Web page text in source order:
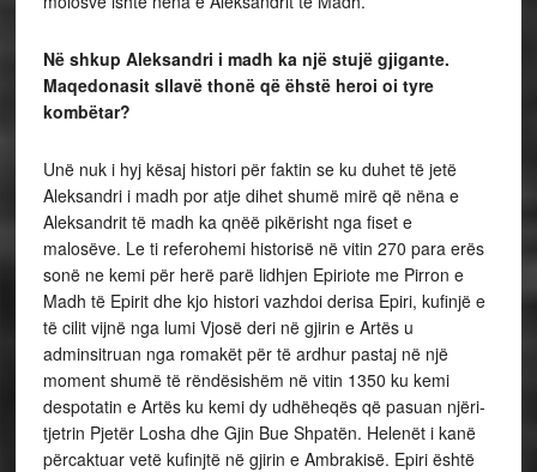
Në shkup Aleksandri i madh ka një stujë gjigante.
Maqedonasit sllavë thonë që ëhstë heroi oi tyre
kombëtar?
Unë nuk i hyj kësaj histori për faktin se ku duhet të jetë
Aleksandri i madh por atje dihet shumë mirë që nëna e
Aleksandrit të madh ka qnëë pikërisht nga fiset e
malosëve. Le ti referohemi historisë në vitin 270 para erës
sonë ne kemi për herë parë lidhjen Epiriote me Pirron e
Madh të Epirit dhe kjo histori vazhdoi derisa Epiri, kufinjë e
të cilit vijnë nga lumi Vjosë deri në gjirin e Artës u
adminsitruan nga romakët për të ardhur pastaj në një
moment shumë të rëndësishëm në vitin 1350 ku kemi
despotatin e Artës ku kemi dy udhëheqës që pasuan njëri-
tjetrin Pjetër Losha dhe Gjin Bue Shpatën. Helenët i kanë
përcaktuar vetë kufinjtë në gjirin e Ambrakisë. Epiri është